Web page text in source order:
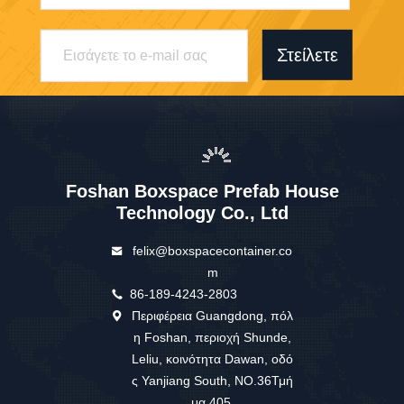
Στείλετε
Foshan Boxspace Prefab House
Technology Co., Ltd
felix@boxspacecontainer.co
m
86-189-4243-2803
Περιφέρεια Guangdong, πόλ
η Foshan, περιοχή Shunde,
Leliu, κοινότητα Dawan, οδό
ς Yanjiang South, NO.36Τμή